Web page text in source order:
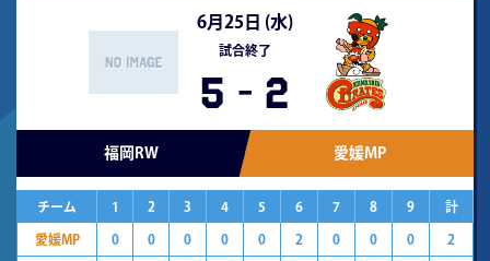
6月25日 (水)
試合終了
5 - 2
福岡RW 愛媛MP
チーム 1 2 3 4 5 6 7 8 9 計
愛媛MP 0 0 0 0 0 2 0 0 0 2